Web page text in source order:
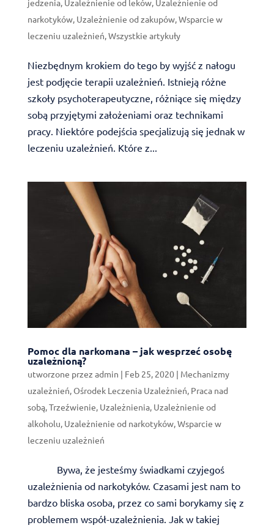
jedzenia, Uzależnienie od leków, Uzależnienie od
narkotyków, Uzależnienie od zakupów,Wsparcie w
leczeniu uzależnień,Wszystkie artykuły
Niezbędnym krokiem do tego by wyjść z nałogu
jest podjęcie terapii uzależnień. Istnieją różne
szkoły psychoterapeutyczne, różniące się między
sobą przyjętymi założeniami oraz technikami
pracy. Niektóre podejścia specjalizują się jednak w
leczeniu uzależnień. Które z...
Pomoc dla narkomana – jak wesprzeć osobę
uzależnioną?
utworzone przez admin | Feb 25, 2020| Mechanizmy
uzależnień,Ośrodek Leczenia Uzależnień, Praca nad
sobą,Trzeźwienie, Uzależnienia, Uzależnienie od
alkoholu, Uzależnienie od narkotyków,Wsparcie w
leczeniu uzależnień
Bywa, że jesteśmy świadkami czyjegoś
uzależnienia od narkotyków. Czasami jest nam to
bardzo bliska osoba, przez co sami borykamy się z
problemem współ-uzależnienia. Jak w takiej